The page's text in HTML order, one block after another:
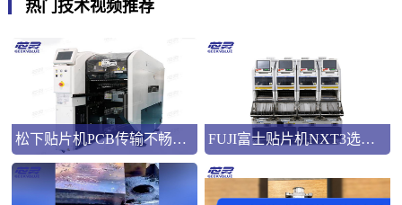
热门技术视频推荐
松下贴片机PCB传输不畅的原因与处理方法 FUJI富士贴片机NXT3选M3 III还是M6三代机？看完这篇告别纠结！